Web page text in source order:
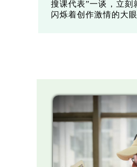
搜课代表”一谈，立刻
闪烁着创作激情的大